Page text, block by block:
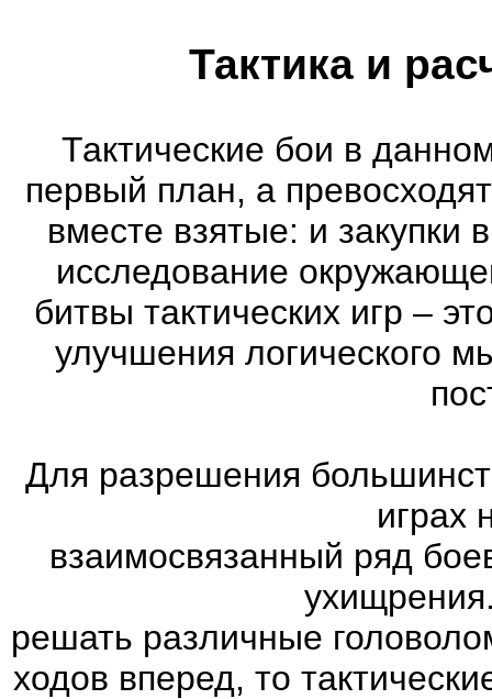
Тактика и
Тактические бои в
первый план, а
вместе взятые: и закупки
исследование
битвы тактических игр –
улучшения логического
Для разрешения
играх
взаимосвязанный ряд
решать различные
ходов вперед, то